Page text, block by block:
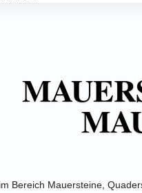
Bereich Mauersteine,